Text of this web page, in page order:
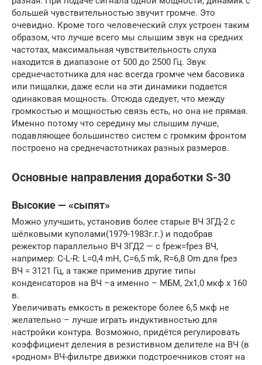
большей чувствительностью звучит громче. Это
очевидно. Кроме того человеческий слух устроен таким
образом, что лучше всего мы слышим звук на средних
частотах, максимальная чувствительность слуха
находится в диапазоне от 500 до 2500 Гц. Звук
среднечастотника для нас всегда громче чем басовика
или пищалки, даже если на эти динамики подается
одинаковая мощность. Отсюда сдедует, что между
громкостью и мощностью связь есть, но она не прямая.
Именно потому что середину мы слышим лучше,
подавляющее большинство систем с громким фронтом
построено на среднечастотниках разных размеров.
Основные направления доработки S-30
Высокие — «сыпят»
Можно улучшить, установив более старые ВЧ 3ГД-2 с
шёлковыми куполами(1979-1983г.г.) и подобрав
режектор параллельно ВЧ 3ГД2 — с fреж=fрез ВЧ,
например: C-L-R: L=0,4 mH, C=6,5 mk, R=6,8 Om для fрез
ВЧ = 3121 Гц, а также применив другие типы
конденсаторов на ВЧ –а именно – МБМ, 2х1,0 мкф х 160
в.
Увеличивать емкость в режекторе более 6,5 мкф не
желательно – лучше играть индуктивностью для
настройки контура. Возможно, придётся регулировать
коэффициент деления в резистивном делителе на ВЧ (в
«родном» ВЧ-фильтре движки подстроечников стоят на